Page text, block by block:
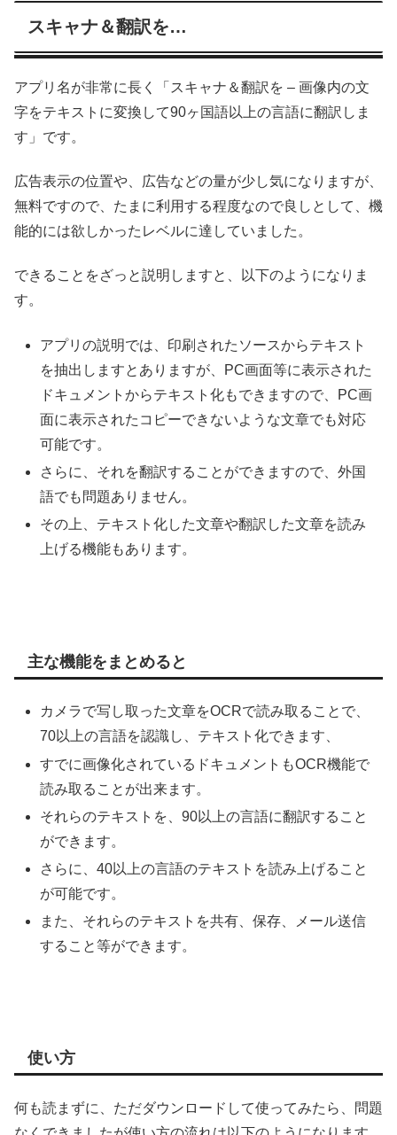
スキャナ＆翻訳を…
アプリ名が非常に長く「スキャナ＆翻訳を – 画像内の文
字をテキストに変換して90ヶ国語以上の言語に翻訳しま
す」です。
広告表示の位置や、広告などの量が少し気になりますが、
無料ですので、たまに利用する程度なので良しとして、機
能的には欲しかったレベルに達していました。
できることをざっと説明しますと、以下のようになりま
す。
アプリの説明では、印刷されたソースからテキスト
を抽出しますとありますが、PC画面等に表示された
ドキュメントからテキスト化もできますので、PC画
面に表示されたコピーできないような文章でも対応
可能です。
さらに、それを翻訳することができますので、外国
語でも問題ありません。
その上、テキスト化した文章や翻訳した文章を読み
上げる機能もあります。
主な機能をまとめると
カメラで写し取った文章をOCRで読み取ることで、
70以上の言語を認識し、テキスト化できます、
すでに画像化されているドキュメントもOCR機能で
読み取ることが出来ます。
それらのテキストを、90以上の言語に翻訳すること
ができます。
さらに、40以上の言語のテキストを読み上げること
が可能です。
また、それらのテキストを共有、保存、メール送信
すること等ができます。
使い方
何も読まずに、ただダウンロードして使ってみたら、問題